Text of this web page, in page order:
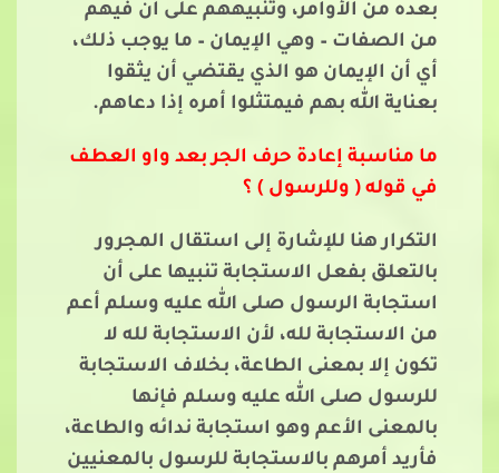
بعده من الأوامر، وتنبيههم على أن فيهم
من الصفات – وهي الإيمان – ما يوجب ذلك،
أي أن الإيمان هو الذي يقتضي أن يثقوا
بعناية الله بهم فيمتثلوا أمره إذا دعاهم.
ما مناسبة إعادة حرف الجر بعد واو العطف
في قوله ( وللرسول ) ؟
التكرار هنا للإشارة إلى استقال المجرور
بالتعلق بفعل الاستجابة تنبيها على أن
استجابة الرسول صلى الله عليه وسلم أعم
من الاستجابة لله، لأن الاستجابة لله لا
تكون إلا بمعنى الطاعة، بخلاف الاستجابة
للرسول صلى الله عليه وسلم فإنها
بالمعنى الأعم وهو استجابة ندائه والطاعة،
فأريد أمرهم بالاستجابة للرسول بالمعنيين